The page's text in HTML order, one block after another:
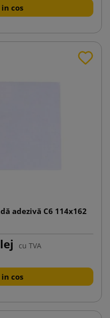
cos
adezivă C6 114x162
cu TVA
cos